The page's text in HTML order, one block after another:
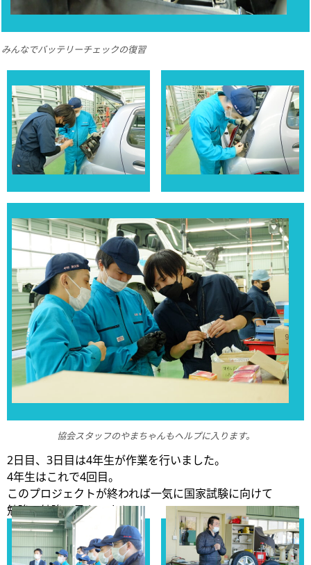
みんなでバッテリーチェックの復習
協会スタッフのやまちゃんもヘルプに入ります。
2日目、3日目は4年生が作業を行いました。
4年生はこれで4回目。
このプロジェクトが終われば一気に国家試験に向けて
勉強、勉強の日々です！